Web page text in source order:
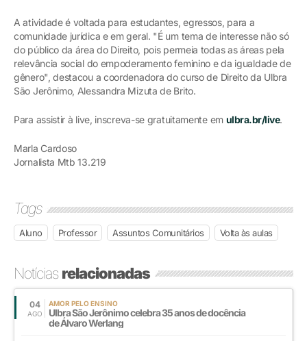
A atividade é voltada para estudantes, egressos, para a
comunidade jurídica e em geral. "É um tema de interesse não só
do público da área do Direito, pois permeia todas as áreas pela
relevância social do empoderamento feminino e da igualdade de
gênero", destacou a coordenadora do curso de Direito da Ulbra
São Jerônimo, Alessandra Mizuta de Brito.
Para assistir à live, inscreva-se gratuitamente em ulbra.br/live.
Marla Cardoso
Jornalista Mtb 13.219
Tags
Aluno Professor Assuntos Comunitários Volta às aulas
Notíciasrelacionadas
04
AGO
AMOR PELO ENSINO
Ulbra São Jerônimo celebra 35 anos de docência
de Álvaro Werlang